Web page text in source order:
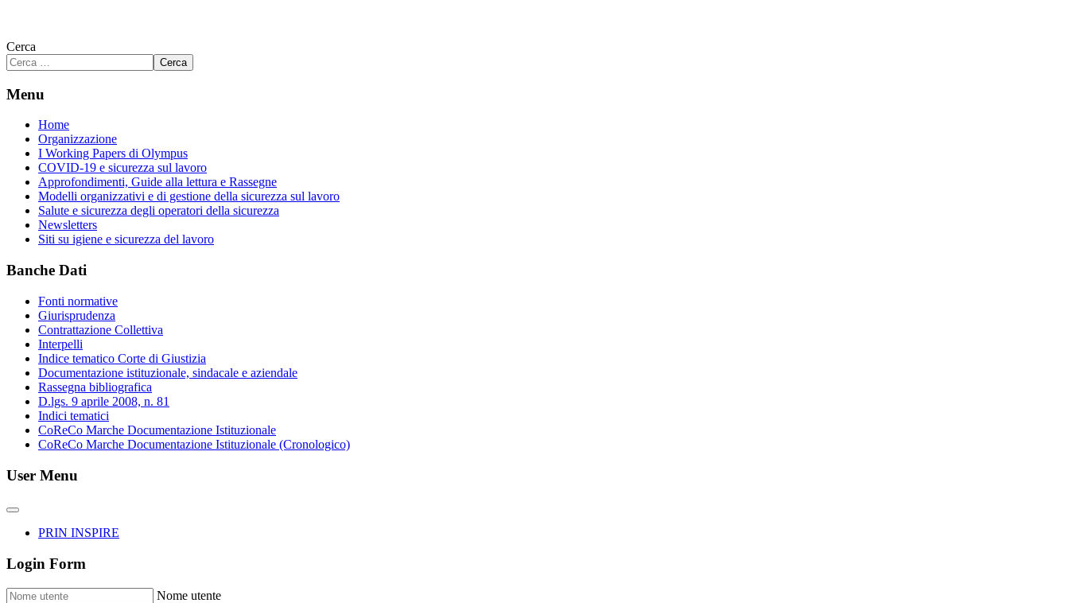
Cerca
Cerca
Menu
Home
Organizzazione
I Working Papers di Olympus
COVID-19 e sicurezza sul lavoro
Approfondimenti, Guide alla lettura e Rassegne
Modelli organizzativi e di gestione della sicurezza sul lavoro
Salute e sicurezza degli operatori della sicurezza
Newsletters
Siti su igiene e sicurezza del lavoro
Banche Dati
Fonti normative
Giurisprudenza
Contrattazione Collettiva
Interpelli
Indice tematico Corte di Giustizia
Documentazione istituzionale, sindacale e aziendale
Rassegna bibliografica
D.lgs. 9 aprile 2008, n. 81
Indici tematici
CoReCo Marche Documentazione Istituzionale
CoReCo Marche Documentazione Istituzionale (Cronologico)
User Menu
PRIN INSPIRE
Login Form
Nome utente